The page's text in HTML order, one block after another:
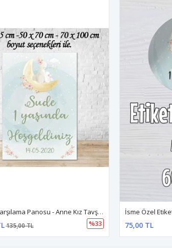
Ayaklı Karşılama Panosu - Anne Kız Tavşan Konsept
135,00 TL %33 75,00 TL